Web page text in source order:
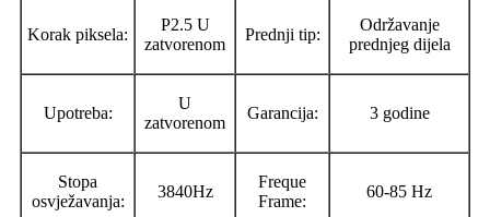
Korak piksela:
P2.5 U
zatvorenom
Prednji tip:
Održavanje
prednjeg dijela
Upotreba:
U
zatvorenom
Garancija: 3 godine
Stopa
osvježavanja:
3840Hz
Freque
Frame:
60-85 Hz